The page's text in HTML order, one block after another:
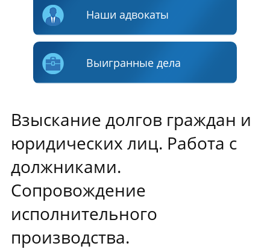
Наши адвокаты
Выигранные дела
Взыскание долгов граждан и
юридических лиц. Работа с
должниками.
Сопровождение
исполнительного
производства.